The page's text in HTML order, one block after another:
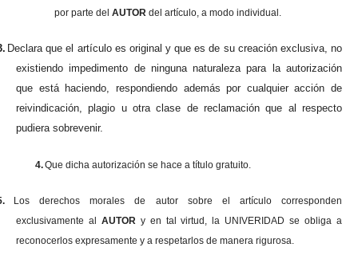
por parte del AUTORdel artículo, a modo individual.
Declara que el artículo es original y que es de su creación exclusiva, no
existiendo impedimento de ninguna naturaleza para la autorización
que está haciendo, respondiendo además por cualquier acción de
reivindicación, plagio u otra clase de reclamación que al respecto
pudiera sobrevenir.
4.Que dicha autorización se hace a título gratuito.
Los derechos morales de autor sobre el artículo corresponden
exclusivamente al AUTOR y en tal virtud, la UNIVERIDAD se obliga a
reconocerlos expresamente y a respetarlos de manera rigurosa.